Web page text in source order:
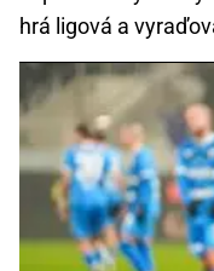
hrá ligová a